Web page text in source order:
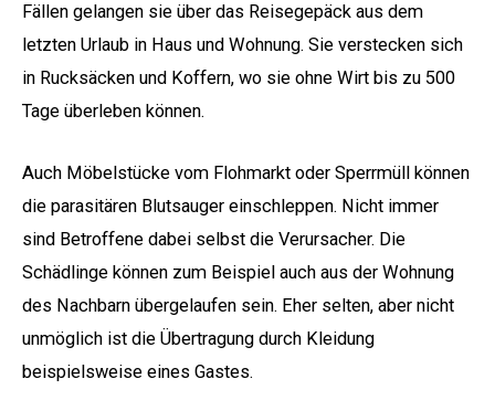
Fällen gelangen sie über das Reisegepäck aus dem
letzten Urlaub in Haus und Wohnung. Sie verstecken sich
in Rucksäcken und Koffern, wo sie ohne Wirt bis zu 500
Tage überleben können.
Auch Möbelstücke vom Flohmarkt oder Sperrmüll können
die parasitären Blutsauger einschleppen. Nicht immer
sind Betroffene dabei selbst die Verursacher. Die
Schädlinge können zum Beispiel auch aus der Wohnung
des Nachbarn übergelaufen sein. Eher selten, aber nicht
unmöglich ist die Übertragung durch Kleidung
beispielsweise eines Gastes.